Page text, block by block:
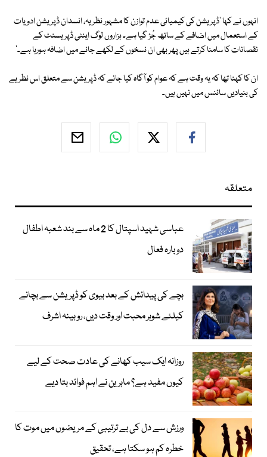
انہوں نے کہا 'ڈپریشن کی کیمیائی عدم توازن کا مشہور نظریہ، انسدان ڈپریشن ادویات
کے استعمال میں اضافے کے ساتھ جُڑ گیا ہے۔ ہزاروں لوگ اینٹی ڈپریسنٹ کے
نقصانات کا سامنا کرتے ہیں پھر بھی ان نسخوں کے لکھے جانے میں اضافہ ہورہا ہے۔'
ان کا کہنا تھا کہ یہ وقت ہے کہ عوام کو آگاہ کیا جائے کہ ڈپریشن سے متعلق اس نظریے
کی بنیادیں سائنس میں نہیں ہیں۔
متعلقہ
عباسی شہید اسپتال کا 2 ماہ سے بند شعبہ اطفال
دوبارہ فعال
بچے کی پیدائش کے بعد بیوی کو ڈپریشن سے بچانے
کیلئے شوہر محبت اور وقت دیں، روبینہ اشرف
روزانہ ایک سیب کھانے کی عادت صحت کے لیے
کیوں مفید ہے؟ ماہرین نے اہم فوائد بتا دیے
ورزش سے دل کی بے ترتیبی کے مریضوں میں موت کا
خطرہ کم ہو سکتا ہے، تحقیق